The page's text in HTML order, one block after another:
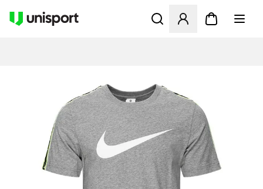
Åbner en Modal til at